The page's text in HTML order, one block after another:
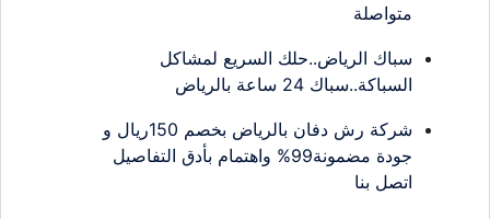
متواصلة
سباك الرياض..حلك السريع لمشاكل
السباكة..سباك 24 ساعة بالرياض
شركة رش دفان بالرياض بخصم 150ريال و
جودة مضمونة99% واهتمام بأدق التفاصيل
اتصل بنا